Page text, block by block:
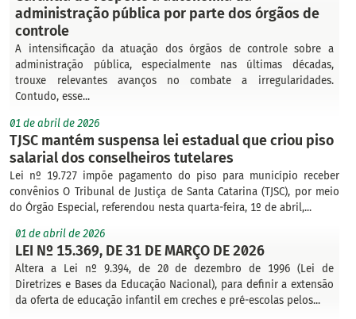
administração pública por parte dos órgãos de
controle
A intensificação da atuação dos órgãos de controle sobre a
administração pública, especialmente nas últimas décadas,
trouxe relevantes avanços no combate a irregularidades.
Contudo, esse...
01 de abril de 2026
TJSC mantém suspensa lei estadual que criou piso
salarial dos conselheiros tutelares
Lei nº 19.727 impõe pagamento do piso para município receber
convênios O Tribunal de Justiça de Santa Catarina (TJSC), por meio
do Órgão Especial, referendou nesta quarta-feira, 1º de abril,...
01 de abril de 2026
LEI Nº 15.369, DE 31 DE MARÇO DE 2026
Altera a Lei nº 9.394, de 20 de dezembro de 1996 (Lei de
Diretrizes e Bases da Educação Nacional), para definir a extensão
da oferta de educação infantil em creches e pré-escolas pelos...